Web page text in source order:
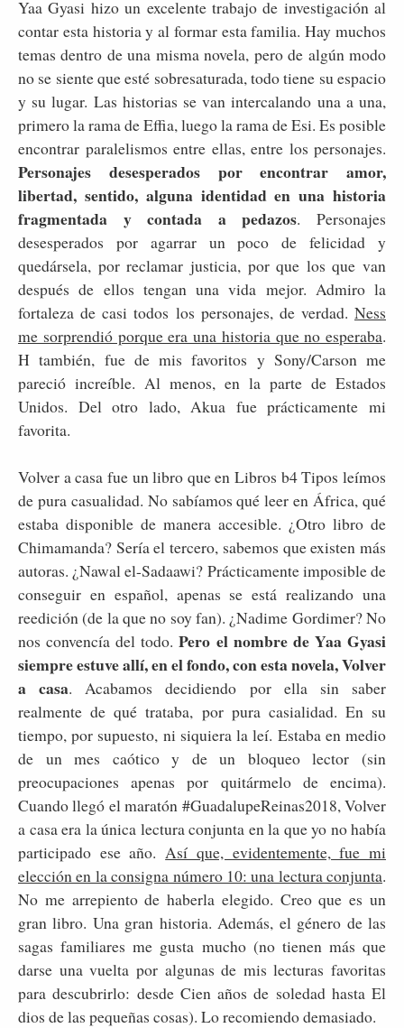
Yaa Gyasi hizo un excelente trabajo de investigación al
contar esta historia y al formar esta familia. Hay muchos
temas dentro de una misma novela, pero de algún modo
no se siente que esté sobresaturada, todo tiene su espacio
y su lugar. Las historias se van intercalando una a una,
primero la rama de Effia, luego la rama de Esi. Es posible
encontrar paralelismos entre ellas, entre los personajes.
Personajes desesperados por encontrar amor,
libertad, sentido, alguna identidad en una historia
fragmentada y contada a pedazos. Personajes
desesperados por agarrar un poco de felicidad y
quedársela, por reclamar justicia, por que los que van
después de ellos tengan una vida mejor. Admiro la
fortaleza de casi todos los personajes, de verdad. Ness
me sorprendió porque era una historia que no esperaba.
H también, fue de mis favoritos y Sony/Carson me
pareció increíble. Al menos, en la parte de Estados
Unidos. Del otro lado, Akua fue prácticamente mi
favorita.
Volver a casa fue un libro que en Libros b4 Tipos leímos
de pura casualidad. No sabíamos qué leer en África, qué
estaba disponible de manera accesible. ¿Otro libro de
Chimamanda? Sería el tercero, sabemos que existen más
autoras. ¿Nawal el-Sadaawi? Prácticamente imposible de
conseguir en español, apenas se está realizando una
reedición (de la que no soy fan). ¿Nadime Gordimer? No
nos convencía del todo.Pero el nombre de Yaa Gyasi
siempre estuve allí, en el fondo, con esta novela, Volver
a casa. Acabamos decidiendo por ella sin saber
realmente de qué trataba, por pura casialidad. En su
tiempo, por supuesto, ni siquiera la leí. Estaba en medio
de un mes caótico y de un bloqueo lector (sin
preocupaciones apenas por quitármelo de encima).
Cuando llegó el maratón #GuadalupeReinas2018, Volver
a casa era la única lectura conjunta en la que yo no había
participado ese año. Así que, evidentemente, fue mi
elección en la consigna número 10: una lectura conjunta.
No me arrepiento de haberla elegido. Creo que es un
gran libro. Una gran historia. Además, el género de las
sagas familiares me gusta mucho (no tienen más que
darse una vuelta por algunas de mis lecturas favoritas
para descubrirlo: desde Cien años de soledad hasta El
dios de las pequeñas cosas). Lo recomiendo demasiado.